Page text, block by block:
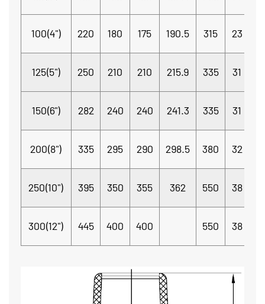
100(4") 220 180 175 190.5 315 23
125(5") 250 210 210 215.9 335 31
150(6") 282 240 240 241.3 335 31
200(8") 335 295 290 298.5 380 32
250(10") 395 350 355 362 550 38
300(12") 445 400 400 550 38